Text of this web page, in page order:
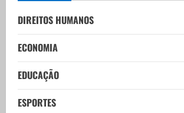
DIREITOS HUMANOS
ECONOMIA
EDUCAÇÃO
ESPORTES